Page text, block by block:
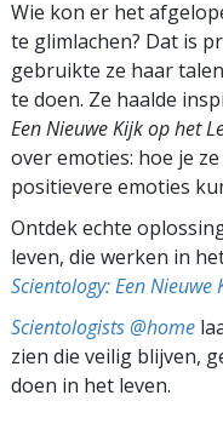
Wie kon er het
te glimlachen? Dat is
gebruikte ze haar
te doen. Ze haalde
Een Nieuwe Kijk op het
over emoties: hoe je
positievere emoties
Ontdek echte
leven, die werken in
Scientology: Een Nieuwe
Scientologists @home
zien die veilig blijven,
doen in het leven.